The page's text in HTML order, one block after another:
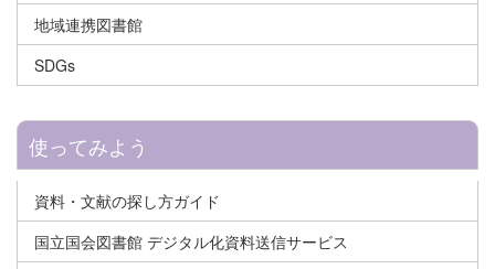
地域連携図書館
SDGs
使ってみよう
資料・文献の探し方ガイド
国立国会図書館 デジタル化資料送信サービス